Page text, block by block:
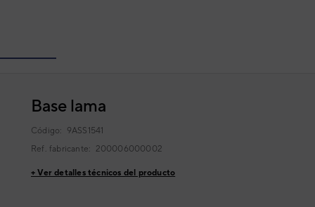
Base lama
Código: 9ASS1541
Ref. fabricante: 200006000002
+ Ver detalles técnicos del producto